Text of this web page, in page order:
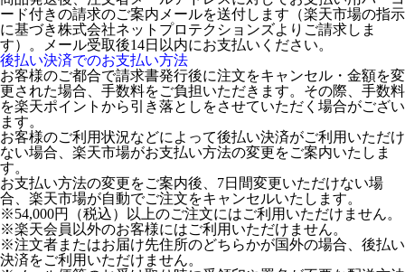
ード付きの請求のご案内メールを送付します（楽天市場の指示
に基づき株式会社ネットプロテクションズよりご請求しま
す）。メール受取後14日以内にお支払いください。
後払い決済でのお支払い方法
お客様のご都合で請求書発行後に注文をキャンセル・金額を変
更された場合、手数料をご負担いただきます。その際、手数料
を楽天ポイントから引き落としをさせていただく場合がござい
ます。
お客様のご利用状況などによって後払い決済がご利用いただけ
ない場合、楽天市場がお支払い方法の変更をご案内いたしま
す。
お支払い方法の変更をご案内後、7日間変更いただけない場
合、楽天市場が自動でご注文をキャンセルいたします。
※54,000円（税込）以上のご注文にはご利用いただけません。
※楽天会員以外のお客様にはご利用いただけません。
※注文者またはお届け先住所のどちらかが国外の場合、後払い
決済をご利用いただけません。